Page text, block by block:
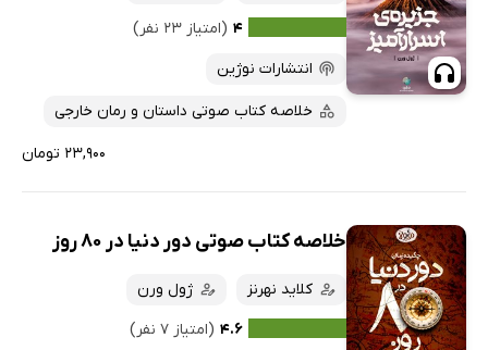
۴ (امتیاز ۲۳ نفر)
انتشارات نوژین
خلاصه کتاب صوتی داستان و رمان خارجی
۲۳,۹۰۰ تومان
خلاصه کتاب صوتی دور دنیا در 80 روز
کلاید نهرنز
ژول ورن
۴.۶ (امتیاز ۷ نفر)